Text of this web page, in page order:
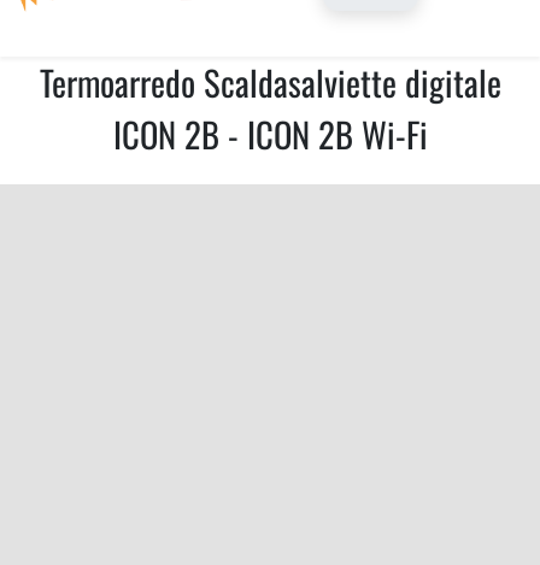
Termoarredo Scaldasalviette digitale
ICON 2B - ICON 2B Wi-Fi